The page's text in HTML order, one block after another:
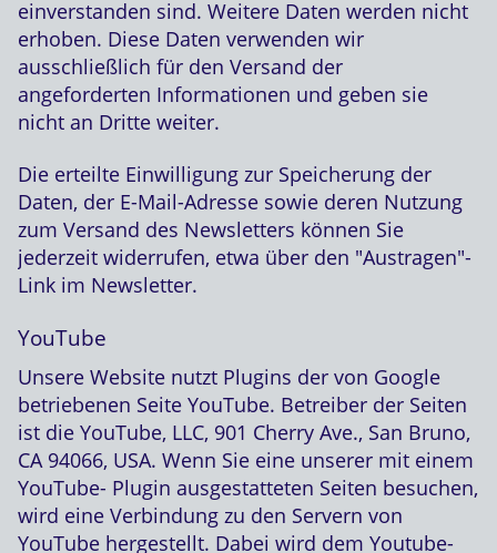
einverstanden sind. Weitere Daten werden nicht
erhoben. Diese Daten verwenden wir
ausschließlich für den Versand der
angeforderten Informationen und geben sie
nicht an Dritte weiter.
Die erteilte Einwilligung zur Speicherung der
Daten, der E-Mail-Adresse sowie deren Nutzung
zum Versand des Newsletters können Sie
jederzeit widerrufen, etwa über den "Austragen"-
Link im Newsletter.
YouTube
Unsere Website nutzt Plugins der von Google
betriebenen Seite YouTube. Betreiber der Seiten
ist die YouTube, LLC, 901 Cherry Ave., San Bruno,
CA 94066, USA. Wenn Sie eine unserer mit einem
YouTube- Plugin ausgestatteten Seiten besuchen,
wird eine Verbindung zu den Servern von
YouTube hergestellt. Dabei wird dem Youtube-